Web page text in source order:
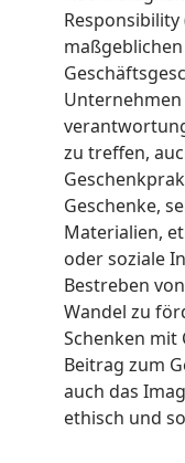
Responsibility
zu treffen,
Geschenke,
Materialien,
oder soziale
Bestreben
Wandel zu
Schenken mit
Beitrag zum
auch das
ethisch und